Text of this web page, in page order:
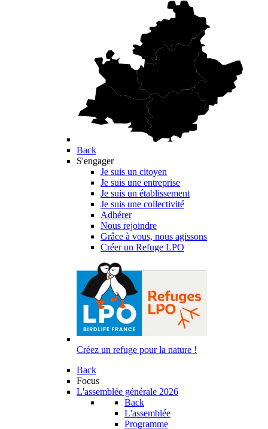
Back
S'engager
Je suis un citoyen
Je suis une entreprise
Je suis un établissement
Je suis une collectivité
Adhérer
Nous rejoindre
Grâce à vous, nous agissons
Créer un Refuge LPO
Créez un refuge pour la nature !
Back
Focus
L'assemblée générale 2026
Back
L'assemblée
Programme